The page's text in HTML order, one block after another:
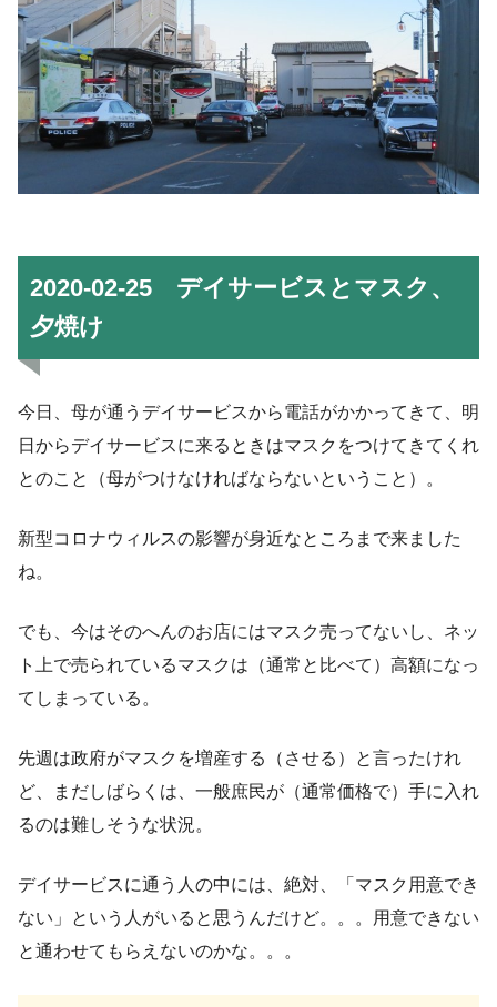
2020-02-25 デイサービスとマスク、
夕焼け
今日、母が通うデイサービスから電話がかかってきて、明
日からデイサービスに来るときはマスクをつけてきてくれ
とのこと（母がつけなければならないということ）。
新型コロナウィルスの影響が身近なところまで来ました
ね。
でも、今はそのへんのお店にはマスク売ってないし、ネッ
ト上で売られているマスクは（通常と比べて）高額になっ
てしまっている。
先週は政府がマスクを増産する（させる）と言ったけれ
ど、まだしばらくは、一般庶民が（通常価格で）手に入れ
るのは難しそうな状況。
デイサービスに通う人の中には、絶対、「マスク用意でき
ない」という人がいると思うんだけど。。。用意できない
と通わせてもらえないのかな。。。